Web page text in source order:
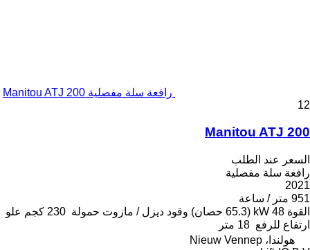
رافعة سلة مفصلية Manitou ATJ 200
12
Manitou ATJ 200
السعر عند الطلب
رافعة سلة مفصلية
2021
951 متر / ساعة
القوة 48 kW (65.3 حصان) وقود ديزل / مازوت حمولة 230 كجم
علو
ارتفاع للرفع 18 متر
هولندا، Nieuw Vennep